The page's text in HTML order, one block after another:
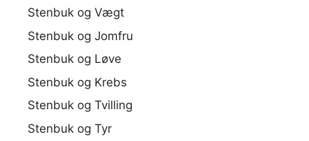
Stenbuk og Vægt
Stenbuk og Jomfru
Stenbuk og Løve
Stenbuk og Krebs
Stenbuk og Tvilling
Stenbuk og Tyr